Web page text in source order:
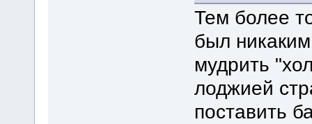
Тем более
был
мудрить
лоджией
поставить